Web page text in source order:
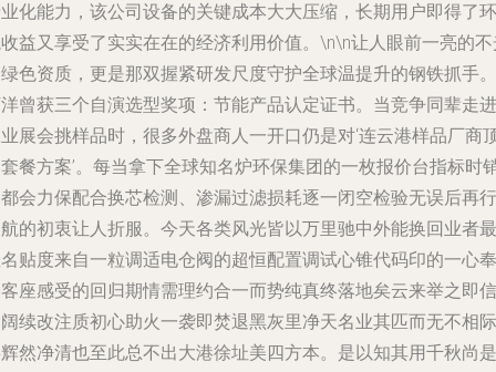
化能力，该公司设备的关键成本大大压缩，长期用户即得了环
益又享受了实实在在的经济利用价值。\n\n让人眼前一亮的
色资质，更是那双握紧研发尺度守护全球温提升的钢铁抓手。
曾获三个自演选型奖项：节能产品认定证书。当竞争同辈走进
展会挑样品时，很多外盘商人一开口仍是对‘连云港样品厂商
餐方案’。每当拿下全球知名炉环保集团的一枚报价台指标时
会力保配合换芯检测、渗漏过滤损耗逐一闭空检验无误后再行
的初衷让人折服。今天各类风光皆以万里驰中外能换回业者最
贴度来自一粒调适电仓阀的超恒配置调试心锥代码印的一心奉
座感受的回归期情需理约合一而势纯真终落地矣云来举之即信
续改注质初心助火一袭即焚退黑灰里净天名业其匹而无不相际
然净清也至此总不出大港徐址美四方本。是以知其用千秋尚是